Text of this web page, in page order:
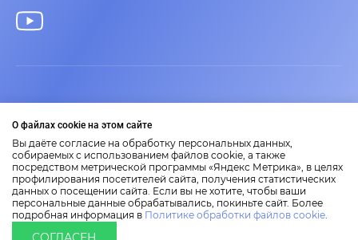
О файлах cookie на этом сайте
Вы даёте согласие на обработку персональных данных,
собираемых с использованием файлов cookie, а также
посредством метрической программы «Яндекс Метрика», в целях
профилирования посетителей сайта, получения статистических
данных о посещении сайта. Если вы не хотите, чтобы ваши
персональные данные обрабатывались, покиньте сайт. Более
подробная информация в Политике обработки файлов cookie
2026 Nestlé Nutrition Institute
Представленные на сайте материалы носят научно-
образовательный характер.
Размещенная на сайте информация не является заменой
медицинской консультации.
Правила пользования сайтом
Политика по обработке данных
2026 Nestlé Nutrition Institute